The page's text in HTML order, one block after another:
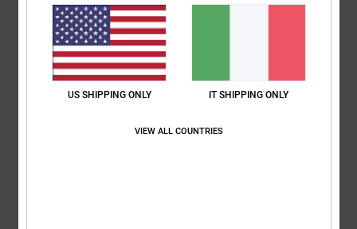
Troppo piccolo
Colore
US SHIPPING ONLY IT SHIPPING ONLY
VIEW ALL COUNTRIES